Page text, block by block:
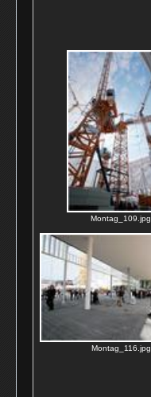
Montag_109.jpg
Montag_116.jpg